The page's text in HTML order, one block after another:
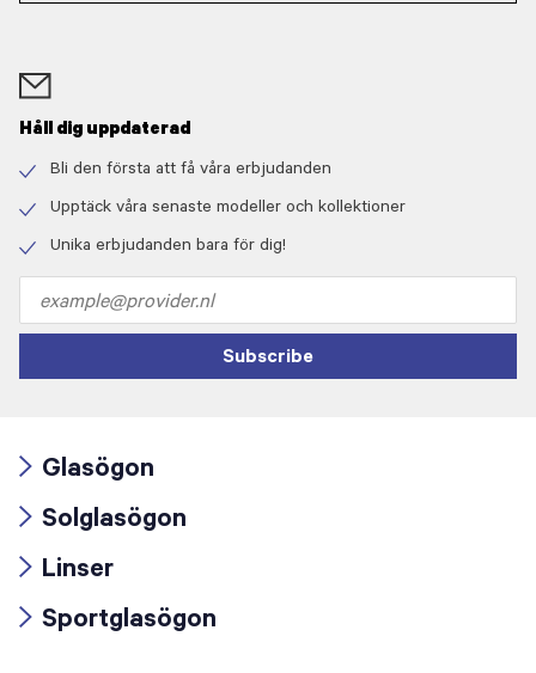
Håll dig uppdaterad
icon
Bli den första att få våra erbjudanden
icon
Upptäck våra senaste modeller och kollektioner
Unika erbjudanden bara för dig!
address
Subscribe
icon
Glasögon
icon
Solglasögon
icon
Linser
Sportglasögon